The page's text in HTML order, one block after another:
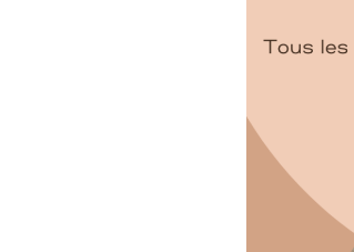
entendu
Un groupe
non pour
Pour nous